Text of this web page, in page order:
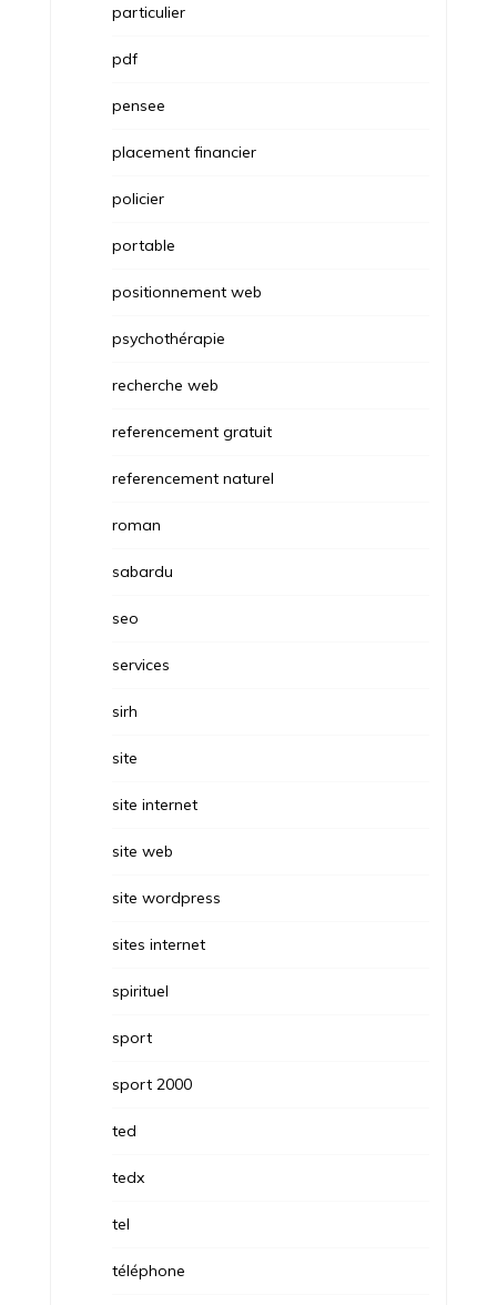
particulier
pdf
pensee
placement financier
policier
portable
positionnement web
psychothérapie
recherche web
referencement gratuit
referencement naturel
roman
sabardu
seo
services
sirh
site
site internet
site web
site wordpress
sites internet
spirituel
sport
sport 2000
ted
tedx
tel
téléphone